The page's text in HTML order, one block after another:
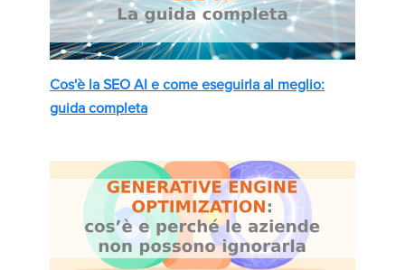
Cos'è la SEO AI e come eseguirla al meglio:
guida completa